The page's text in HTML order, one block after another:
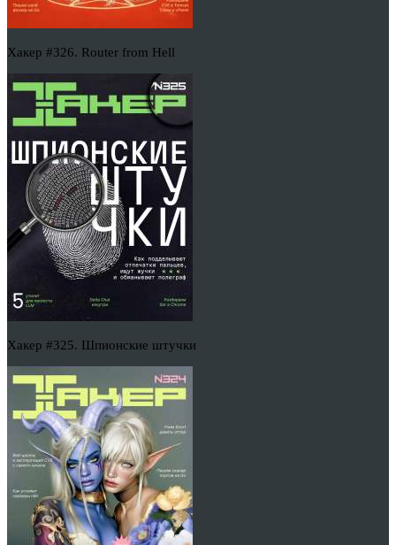
Хакер #326. Router from Hell
Хакер #325. Шпионские штучки